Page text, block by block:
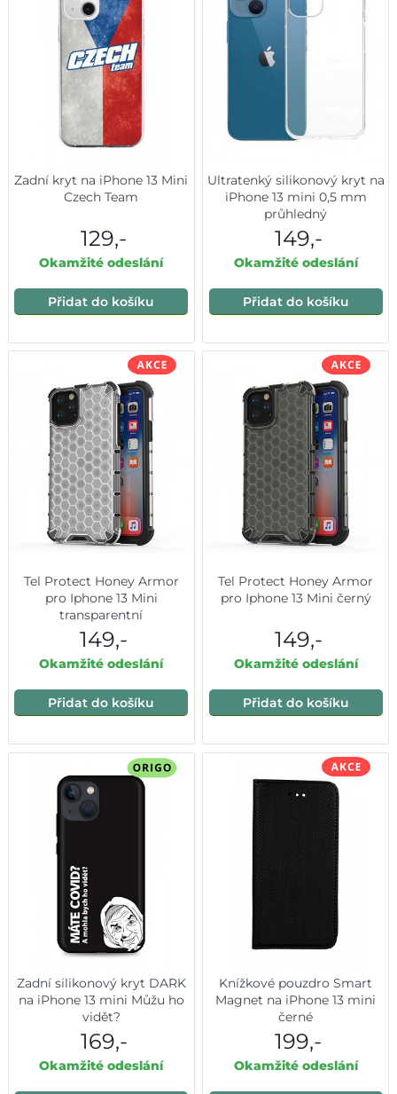
Zadní kryt na iPhone 13 Mini
Czech Team
129,-
Okamžité odeslání
Přidat do košíku
Ultratenký silikonový kryt na
iPhone 13 mini 0,5 mm
průhledný
149,-
Okamžité odeslání
Přidat do košíku
Tel Protect Honey Armor
pro Iphone 13 Mini
transparentní
149,-
Okamžité odeslání
Přidat do košíku
Tel Protect Honey Armor
pro Iphone 13 Mini černý
149,-
Okamžité odeslání
Přidat do košíku
Zadní silikonový kryt DARK
na iPhone 13 mini Můžu ho
vidět?
169,-
Okamžité odeslání
Knížkové pouzdro Smart
Magnet na iPhone 13 mini
černé
199,-
Okamžité odeslání